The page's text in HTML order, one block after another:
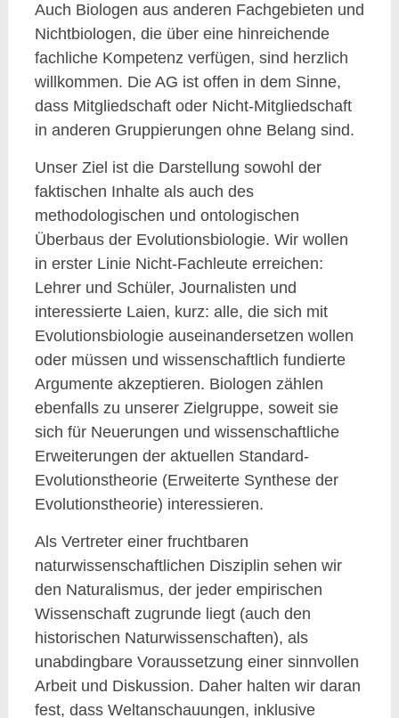
Auch Biologen aus anderen Fachgebieten und
Nichtbiologen, die über eine hinreichende
fachliche Kompetenz verfügen, sind herzlich
willkommen. Die AG ist offen in dem Sinne,
dass Mitgliedschaft oder Nicht-Mitgliedschaft
in anderen Gruppierungen ohne Belang sind.
Unser Ziel ist die Darstellung sowohl der
faktischen Inhalte als auch des
methodologischen und ontologischen
Überbaus der Evolutionsbiologie. Wir wollen
in erster Linie Nicht-Fachleute erreichen:
Lehrer und Schüler, Journalisten und
interessierte Laien, kurz: alle, die sich mit
Evolutionsbiologie auseinandersetzen wollen
oder müssen und wissenschaftlich fundierte
Argumente akzeptieren. Biologen zählen
ebenfalls zu unserer Zielgruppe, soweit sie
sich für Neuerungen und wissenschaftliche
Erweiterungen der aktuellen Standard-
Evolutionstheorie (Erweiterte Synthese der
Evolutionstheorie) interessieren.
Als Vertreter einer fruchtbaren
naturwissenschaftlichen Disziplin sehen wir
den Naturalismus, der jeder empirischen
Wissenschaft zugrunde liegt (auch den
historischen Naturwissenschaften), als
unabdingbare Voraussetzung einer sinnvollen
Arbeit und Diskussion. Daher halten wir daran
fest, dass Weltanschauungen, inklusive